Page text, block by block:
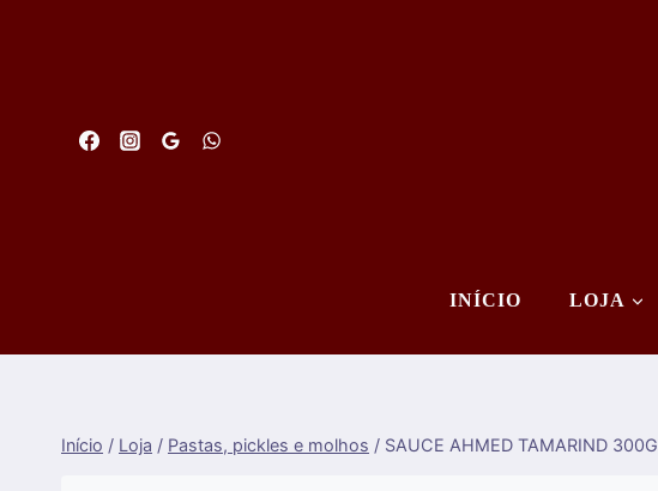
INÍCIO LOJA
Início / Loja / Pastas, pickles e molhos / SAUCE AHMED TAMARIND 300G